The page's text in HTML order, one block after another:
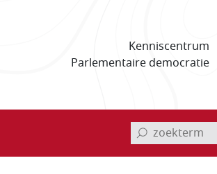
Kenniscentrum
Parlementaire democratie
invoerveld